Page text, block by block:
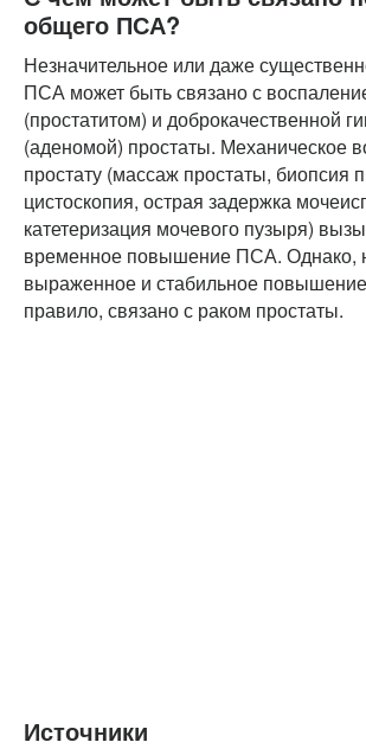
общего ПСА?
Незначительное или даже
ПСА может быть связано с
(простатитом) и доброкачественной
(аденомой) простаты. Механическое
простату (массаж простаты, биопсия
цистоскопия, острая задержка
катетеризация мочевого пузыря)
временное повышение ПСА. Однако,
выраженное и стабильное
правило, связано с раком простаты.
Источники